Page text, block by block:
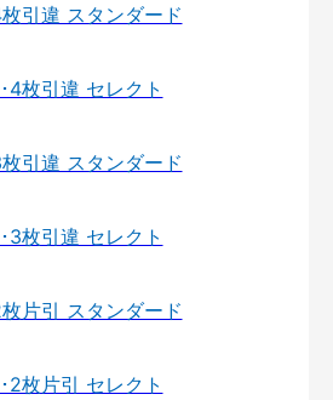
引違 スタンダード
4枚引違 セレクト
引違 スタンダード
3枚引違 セレクト
片引 スタンダード
2枚片引 セレクト